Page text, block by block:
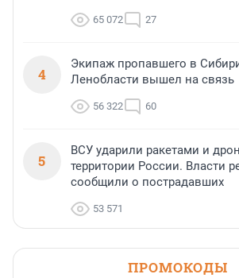
65 072 27
4
Экипаж пропавшего в
Ленобласти вышел на связь
56 322 60
5
ВСУ ударили ракетами и
территории России. Власти
сообщили о пострадавших
53 571
ПРОМОКОДЫ